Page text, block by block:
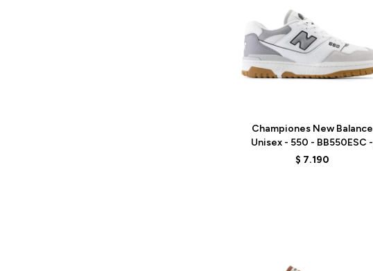
Championes New Balance
Unisex - 550 - BB550ESC -
WHITE
$ 7.190